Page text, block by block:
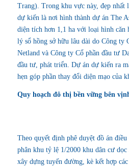
Trang). Trong khu vực này, đẹp
dự kiến là nơi hình thành dự án The
diện tích hơn 1,1 ha với loại hình căn
lý sổ hồng sở hữu lâu dài do Công ty
Netland và Công ty Cổ phần đầu tư
đầu tư, phát triển. Dự án dự kiến ra
hẹn góp phần thay đổi diện mạo của
Quy hoạch đô thị bền vững bên
Theo quyết định phê duyệt đồ án
phân khu tỷ lệ 1/2000 khu dân cư
xây dựng tuyến đường, kè kết hợp